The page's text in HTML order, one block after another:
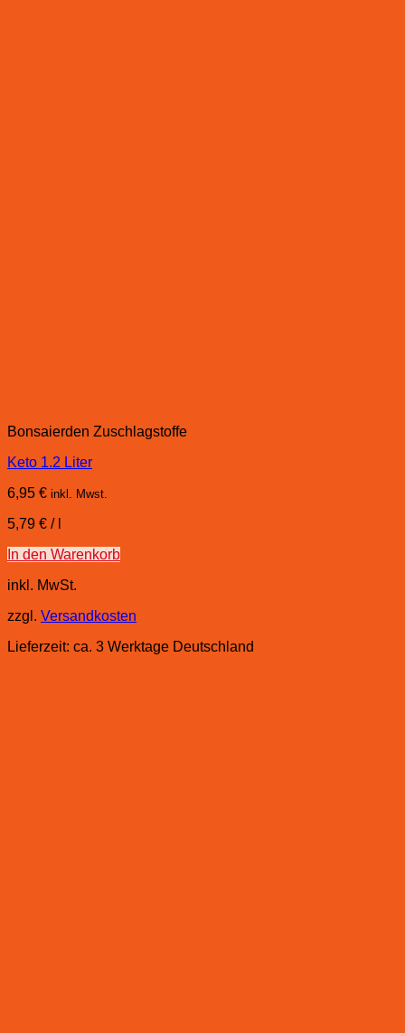
Bonsaierden Zuschlagstoffe
Keto 1.2 Liter
6,95 € inkl. Mwst.
5,79 € /
In den Warenkorb
inkl. MwSt.
zzgl. Versandkosten
Lieferzeit: ca. 3 Werktage Deutschland